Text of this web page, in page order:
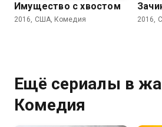
Имущество с хвостом
2016, США, Комедия 2016,
Ещё сериалы в
Комедия